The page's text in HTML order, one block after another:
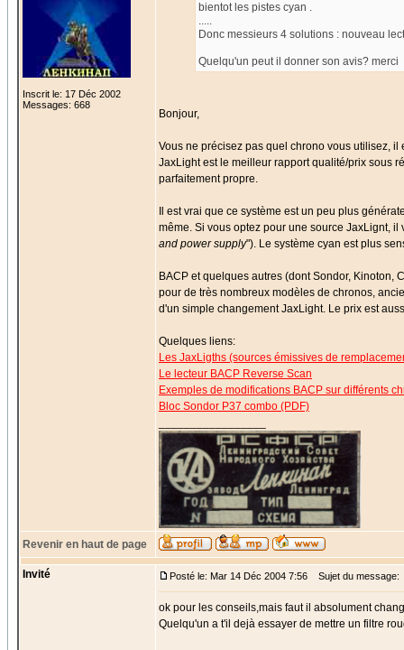
Inscrit le: 17 Déc 2002
Messages: 668
bientot les pistes cyan .
.....
Donc messieurs 4 solutions : nouveau
Quelqu'un peut il donner son avis? merci
Bonjour,
Vous ne précisez pas quel chrono vous utilisez,
JaxLight est le meilleur rapport qualité/prix sous
parfaitement propre.
Il est vrai que ce système est un peu plus
même. Si vous optez pour une source JaxLignt,
and power supply"). Le système cyan est plus
BACP et quelques autres (dont Sondor,
pour de très nombreux modèles de chronos,
d'un simple changement JaxLight. Le prix est
Quelques liens:
Les JaxLigths (sources émissives de
Le lecteur BACP Reverse Scan
Exemples de modifications BACP sur différents
Bloc Sondor P37 combo (PDF)
Revenir en haut de page
Invité Posté le: Mar 14 Déc 2004 7:56 Sujet du message:
ok pour les conseils,mais faut il absolument
Quelqu'un a t'il dejà essayer de mettre un filtre